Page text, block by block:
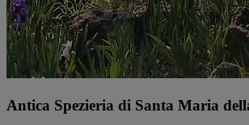
Antica Spezieria di Santa Maria